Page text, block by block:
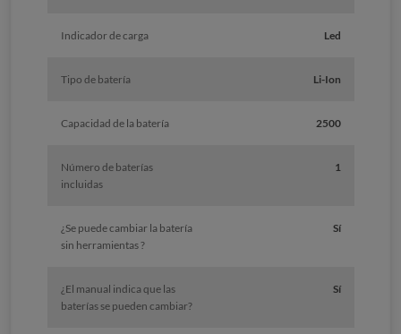
Indicador de carga Led
Tipo de batería Li-Ion
Capacidad de la batería 2500
Número de baterías
incluidas
1
¿Se puede cambiar la batería
sin herramientas ?
Sí
¿El manual indica que las
baterías se pueden cambiar?
Sí